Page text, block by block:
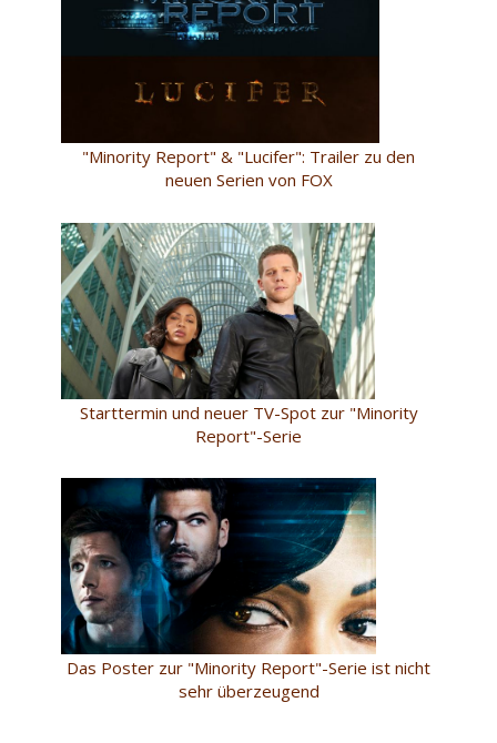
"Minority Report" & "Lucifer": Trailer zu den
neuen Serien von FOX
Starttermin und neuer TV-Spot zur "Minority
Report"-Serie
Das Poster zur "Minority Report"-Serie ist nicht
sehr überzeugend